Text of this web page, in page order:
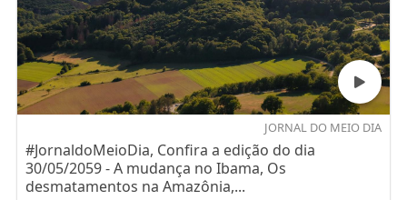
JORNAL DO MEIO DIA
#JornaldoMeioDia, Confira a edição do dia
30/05/2059 - A mudança no Ibama, Os
desmatamentos na Amazônia,...